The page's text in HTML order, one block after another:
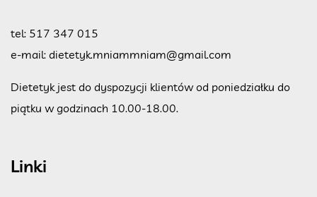
tel: 517 347 015
e-mail: dietetyk.mniammniam@gmail.com
Dietetyk jest do dyspozycji klientów od poniedziałku do
piątku w godzinach 10.00-18.00.
Linki